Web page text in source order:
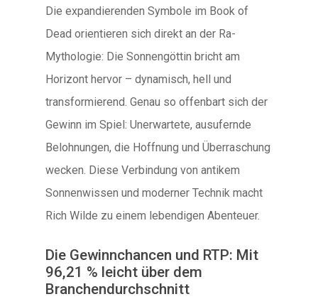
Die expandierenden Symbole im Book of
Dead orientieren sich direkt an der Ra-
Mythologie: Die Sonnengöttin bricht am
Horizont hervor – dynamisch, hell und
transformierend. Genau so offenbart sich der
Gewinn im Spiel: Unerwartete, ausufernde
Belohnungen, die Hoffnung und Überraschung
wecken. Diese Verbindung von antikem
Sonnenwissen und moderner Technik macht
Rich Wilde zu einem lebendigen Abenteuer.
Die Gewinnchancen und RTP: Mit
96,21 % leicht über dem
Branchendurchschnitt